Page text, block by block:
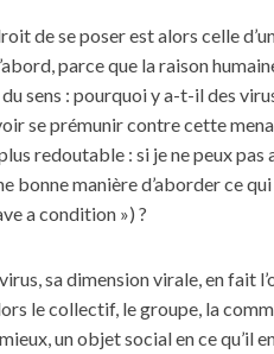
de se poser est alors celle
parce que la raison
sens : pourquoi y a-t-il des
se prémunir contre cette
redoutable : si je ne peux
bonne manière d’aborder ce
a condition ») ?
sa dimension virale, en fait
le collectif, le groupe, la
un objet social en ce qu’il